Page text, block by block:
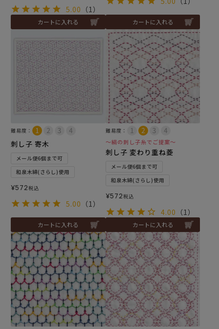
5.00 （1）
カートに入れる カートに入れる
難易度：
刺し子 寄木
メール便6個まで可
和泉木綿(さらし)使用
¥572税込
5.00 （1）
カートに入れる
難易度：
～絹の刺し子糸でご提案～
刺し子 変わり重ね菱
メール便6個まで可
和泉木綿(さらし)使用
¥572税込
4.00 （1）
カートに入れる